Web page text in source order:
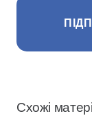
Схожі